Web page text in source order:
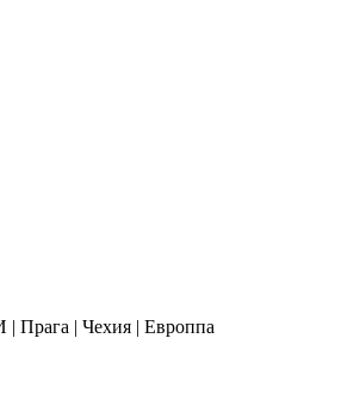
| Чехия | Европпа